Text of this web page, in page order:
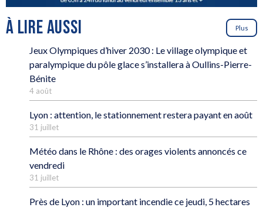
À LIRE AUSSI Plus
Jeux Olympiques d’hiver 2030 : Le village olympique et
paralympique du pôle glace s’installera à Oullins-Pierre-
Bénite
4 août
Lyon : attention, le stationnement restera payant en août
31 juillet
Météo dans le Rhône : des orages violents annoncés ce
vendredi
31 juillet
Près de Lyon : un important incendie ce jeudi, 5 hectares